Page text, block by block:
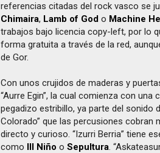
referencias citadas del rock vasco se
Chimaira, Lamb of God o Machine
trabajos bajo licencia copy-left, por lo
forma gratuita a través de la red,
de Gor.
Con unos crujidos de maderas y
“Aurre Egin”, la cual comienza con
pegadizo estribillo, ya parte del sonido
Colorado” que las percusiones
directo y curioso. “Izurri Berria” tiene
como Ill Niño oSepultura.